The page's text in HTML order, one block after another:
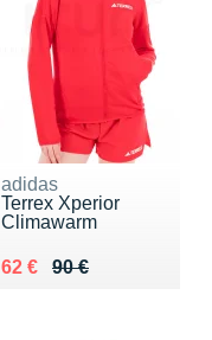
adidas
Terrex Xperior
Climawarm
90 €
Au lieu de 90 €
62 €
Vendu 62 €